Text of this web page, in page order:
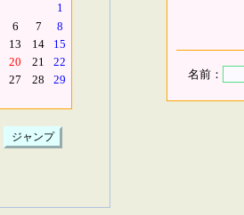
1
6 7
8
13 14
15
20 21
22
27 28
29
名前：